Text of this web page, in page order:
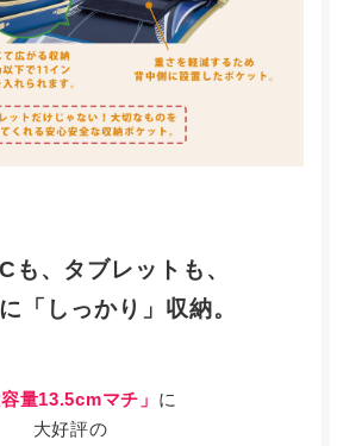
も、タブレットも、
「しっかり」収納。
容量13.5cmマチ」 に
大好評の